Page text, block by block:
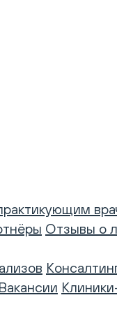
Отзывы о
Вакансии